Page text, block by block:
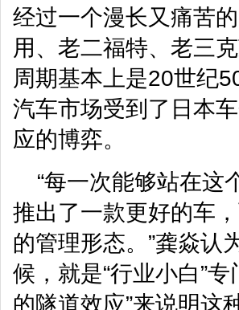
经过一个漫长又痛苦
用、老二福特、老三
周期基本上是20世纪
汽车市场受到了日本
应的博弈。
“每一次能够站在这
推出了一款更好的车
的管理形态。”龚焱认
候，就是“行业小白”
的隧道效应”来说明这